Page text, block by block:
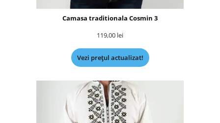
Camasa traditionala Cosmin 3
119,00 lei
Vezi prețul actualizat!